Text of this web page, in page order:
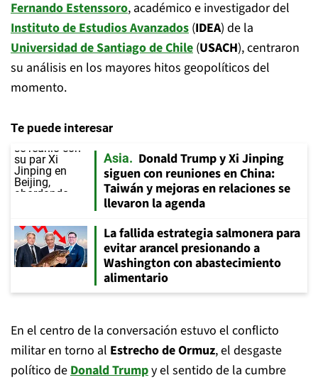
Fernando Estenssoro, académico e investigador del
Instituto de Estudios Avanzados (IDEA) de la
Universidad de Santiago de Chile (USACH), centraron
su análisis en los mayores hitos geopolíticos del
momento.
Te puede interesar
Asia
Donald Trump y Xi Jinping
siguen con reuniones en China:
Taiwán y mejoras en relaciones se
llevaron la agenda
La fallida estrategia salmonera para
evitar arancel presionando a
Washington con abastecimiento
alimentario
En el centro de la conversación estuvo el conflicto
militar en torno al Estrecho de Ormuz, el desgaste
político de Donald Trumpy el sentido de la cumbre